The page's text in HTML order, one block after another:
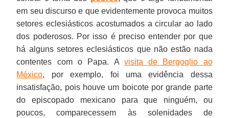
em seu discurso e que evidentemente provoca muitos
setores eclesiásticos acostumados a circular ao lado
dos poderosos. Por isso é preciso entender por que
há alguns setores eclesiásticos que não estão nada
contentes com o Papa. A visita de Bergoglio ao
México, por exemplo, foi uma evidência dessa
insatisfação, pois houve um boicote por grande parte
do episcopado mexicano para que ninguém, ou
poucos, comparecessem às solenidades de